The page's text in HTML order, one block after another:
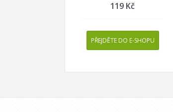
119 Kč
PŘEJDĚTE DO E-SHOPU